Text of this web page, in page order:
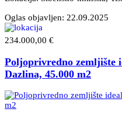
Oglas objavljen: 22.09.2025
234.000,00 €
Poljoprivredno zemljište
Dazlina, 45.000 m2